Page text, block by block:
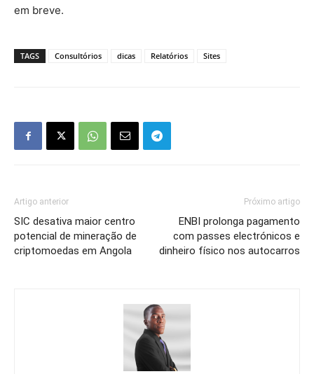
em breve.
TAGS Consultórios dicas Relatórios Sites
Artigo anterior
SIC desativa maior centro
potencial de mineração de
criptomoedas em Angola
Próximo artigo
ENBI prolonga pagamento
com passes electrónicos e
dinheiro físico nos autocarros